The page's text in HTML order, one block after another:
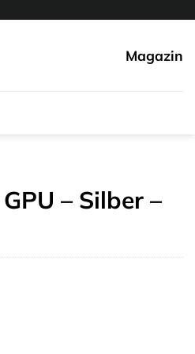
Magazin
– Silber –